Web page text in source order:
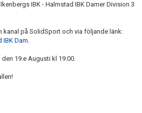
IBK - Halmstad IBK Damer Division 3
kanal på SolidSport och via följande länk:
IBK Dam.
19:e Augusti kl 19:00.